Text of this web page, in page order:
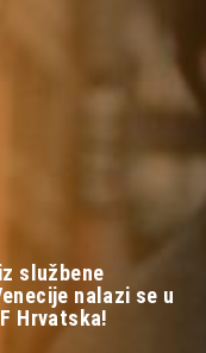
službene
nalazi se u
Hrvatska!